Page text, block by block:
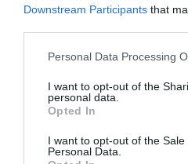
Downstream Participants that
Personal Data Processing
I want to opt-out of the
personal data.
Opted In
I want to opt-out of the Sale
Personal Data.